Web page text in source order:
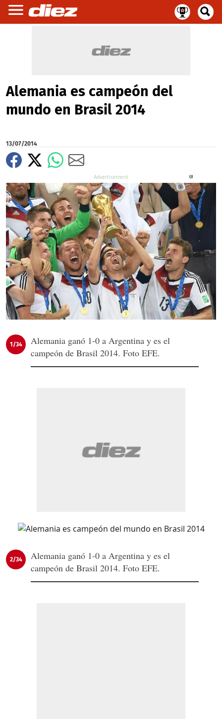
Alemania es campeón del
mundo en Brasil 2014
13/07/2014
1/34
Alemania ganó 1-0 a Argentina y es el
campeón de Brasil 2014. Foto EFE.
2/34
Alemania ganó 1-0 a Argentina y es el
campeón de Brasil 2014. Foto EFE.
X